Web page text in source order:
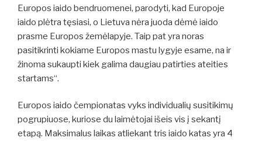
Europos iaido bendruomenei, parodyti, kad Europoje
iaido plėtra tęsiasi, o Lietuva nėra juoda dėmė iaido
prasme Europos žemėlapyje. Taip pat yra noras
pasitikrinti kokiame Europos mastu lygyje esame, na ir
žinoma sukaupti kiek galima daugiau patirties ateities
startams“.
Europos iaido čempionatas vyks individualių susitikimų
pogrupiuose, kuriose du laimėtojai išeis vis į sekantį
etapą. Maksimalus laikas atliekant tris iaido katas yra 4